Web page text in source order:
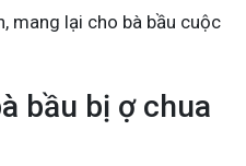
mang lại cho bà bầu cuộc
bầu bị ợ chua